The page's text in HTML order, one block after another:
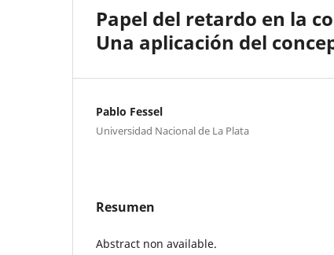
Papel del retardo en la
Una aplicación del
Pablo Fessel
Universidad Nacional de La Plata
Resumen
Abstract non available.